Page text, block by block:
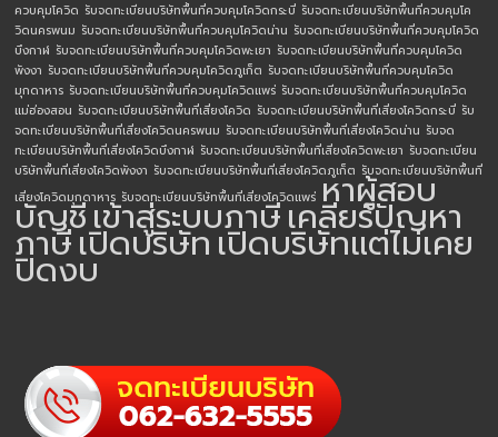
ควบคุมโควิด รับจดทะเบียนบริษัทพื้นที่ควบคุมโควิดกระบี่ รับจดทะเบียนบริษัทพื้นที่ควบคุมโค
วิดนครพนม รับจดทะเบียนบริษัทพื้นที่ควบคุมโควิดน่าน รับจดทะเบียนบริษัทพื้นที่ควบคุมโควิด
บึงกาฬ รับจดทะเบียนบริษัทพื้นที่ควบคุมโควิดพะเยา รับจดทะเบียนบริษัทพื้นที่ควบคุมโควิด
พังงา รับจดทะเบียนบริษัทพื้นที่ควบคุมโควิดภูเก็ต รับจดทะเบียนบริษัทพื้นที่ควบคุมโควิด
มุกดาหาร รับจดทะเบียนบริษัทพื้นที่ควบคุมโควิดแพร่ รับจดทะเบียนบริษัทพื้นที่ควบคุมโควิด
แม่ฮ่องสอน รับจดทะเบียนบริษัทพื้นที่เสี่ยงโควิด รับจดทะเบียนบริษัทพื้นที่เสี่ยงโควิดกระบี่ รับ
จดทะเบียนบริษัทพื้นที่เสี่ยงโควิดนครพนม รับจดทะเบียนบริษัทพื้นที่เสี่ยงโควิดน่าน รับจด
ทะเบียนบริษัทพื้นที่เสี่ยงโควิดบึงกาฬ รับจดทะเบียนบริษัทพื้นที่เสี่ยงโควิดพะเยา รับจดทะเบียน
บริษัทพื้นที่เสี่ยงโควิดพังงา รับจดทะเบียนบริษัทพื้นที่เสี่ยงโควิดภูเก็ต รับจดทะเบียนบริษัทพื้นที่
เสี่ยงโควิดมุกดาหาร รับจดทะเบียนบริษัทพื้นที่เสี่ยงโควิดแพร่ หาผู้สอบ
บัญชีเข้าสู่ระบบภาษีเคลียร์ปัญหา
ภาษีเปิดบริษัทเปิดบริษัทแต่ไม่เคย
ปิดงบ